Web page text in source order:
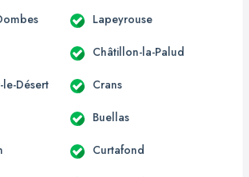
Lapeyrouse
Châtillon-la-Palud
le-Désert Crans
Buellas
Curtafond